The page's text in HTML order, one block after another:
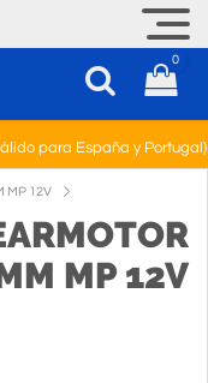
0
para España y Portugal)
MP 12V
MP 12V